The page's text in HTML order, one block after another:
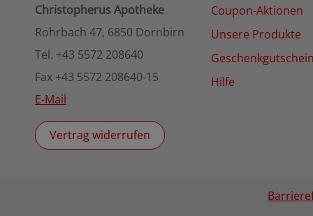
Christopherus Apotheke
Rohrbach 47, 6850 Dornbirn
Tel. +43 5572 208640
Fax +43 5572 208640-15
E-Mail
Vertrag widerrufen
Coupon-Aktionen
Unsere Produkte
Hilfe